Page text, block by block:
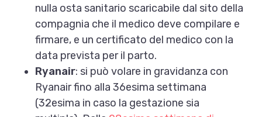
nulla osta sanitario scaricabile dal sito della
compagnia che il medico deve compilare e
firmare, e un certificato del medico con la
data prevista per il parto.
Ryanair: si può volare in gravidanza con
Ryanair fino alla 36esima settimana
(32esima in caso la gestazione sia